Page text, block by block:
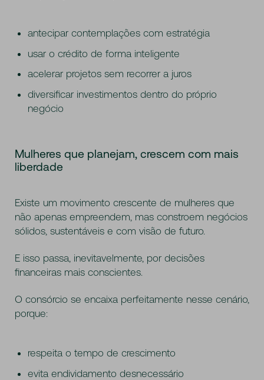
antecipar contemplações com estratégia
usar o crédito de forma inteligente
acelerar projetos sem recorrer a juros
diversificar investimentos dentro do próprio
negócio
Mulheres que planejam, crescem com mais
liberdade
Existe um movimento crescente de mulheres que
não apenas empreendem, mas constroem negócios
sólidos, sustentáveis e com visão de futuro.
E isso passa, inevitavelmente, por decisões
financeiras mais conscientes.
O consórcio se encaixa perfeitamente nesse cenário,
porque:
respeita o tempo de crescimento
evita endividamento desnecessário